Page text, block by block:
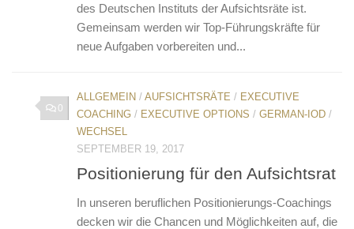
des Deutschen Instituts der Aufsichtsräte ist.
Gemeinsam werden wir Top-Führungskräfte für
neue Aufgaben vorbereiten und...
0
ALLGEMEIN / AUFSICHTSRÄTE / EXECUTIVE
COACHING / EXECUTIVE OPTIONS / GERMAN-IOD /
WECHSEL
SEPTEMBER 19, 2017
Positionierung für den Aufsichtsrat
In unseren beruflichen Positionierungs-Coachings
decken wir die Chancen und Möglichkeiten auf, die